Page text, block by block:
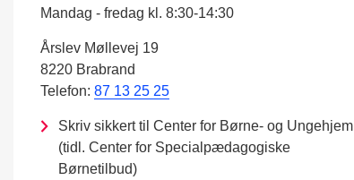
Mandag - fredag kl. 8:30-14:30
Årslev Møllevej 19
8220 Brabrand
Telefon: 87 13 25 25
Skriv sikkert til Center for Børne- og Ungehjem
(tidl. Center for Specialpædagogiske
Børnetilbud)